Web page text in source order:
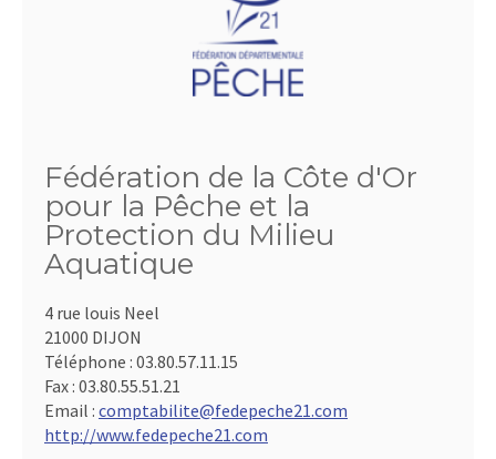
Fédération de la Côte d'Or
pour la Pêche et la
Protection du Milieu
Aquatique
4 rue louis Neel
21000 DIJON
Téléphone : 03.80.57.11.15
Fax : 03.80.55.51.21
Email : comptabilite@fedepeche21.com
http://www.fedepeche21.com